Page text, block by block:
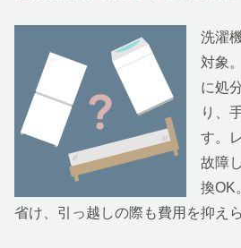
洗濯
対象
に処
り、
す。
故障
換OK
省け、引っ越しの際も費用を抑え